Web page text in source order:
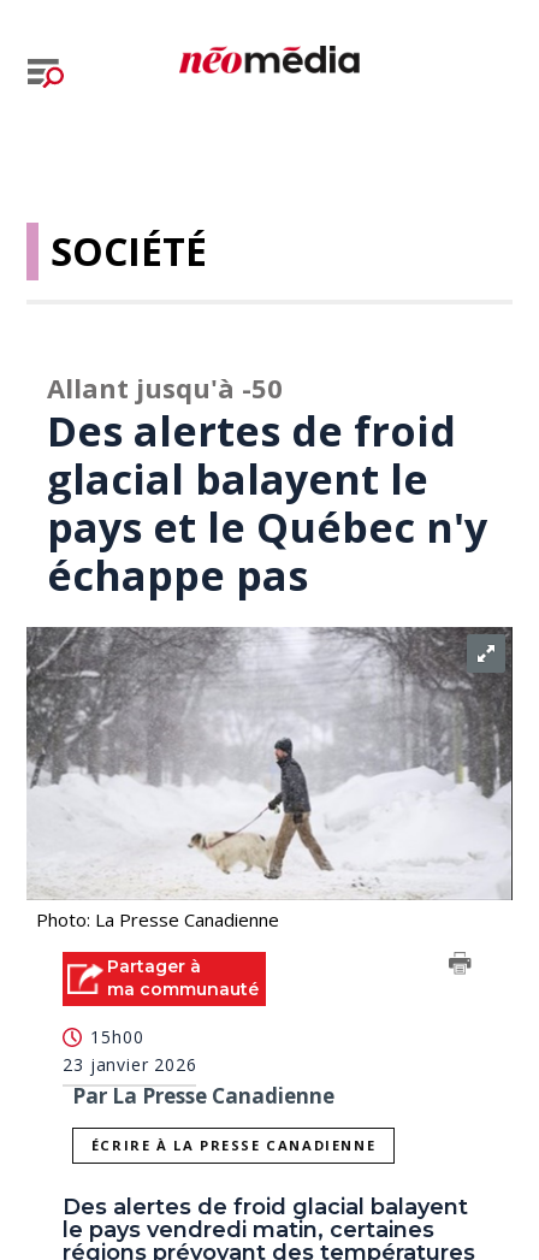
SOCIÉTÉ
Allant jusqu'à -50
Des alertes de froid
glacial balayent le
pays et le Québec n'y
échappe pas
Photo: La Presse Canadienne
Partager à
ma communauté
15h00
23 janvier 2026
Par La Presse Canadienne
ÉCRIRE À LA PRESSE CANADIENNE
Des alertes de froid glacial balayent
le pays vendredi matin, certaines
régions prévoyant des températures